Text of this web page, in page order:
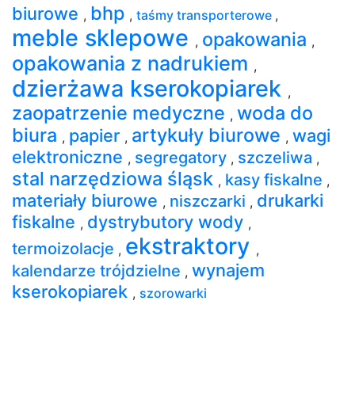
biurowe , bhp , taśmy transporterowe ,
meble sklepowe , opakowania ,
opakowania z nadrukiem ,
dzierżawa kserokopiarek ,
zaopatrzenie medyczne , woda do
biura , papier , artykuły biurowe , wagi
elektroniczne , segregatory , szczeliwa ,
stal narzędziowa śląsk , kasy fiskalne ,
materiały biurowe , niszczarki , drukarki
fiskalne , dystrybutory wody ,
termoizolacje , ekstraktory ,
kalendarze trójdzielne , wynajem
kserokopiarek , szorowarki